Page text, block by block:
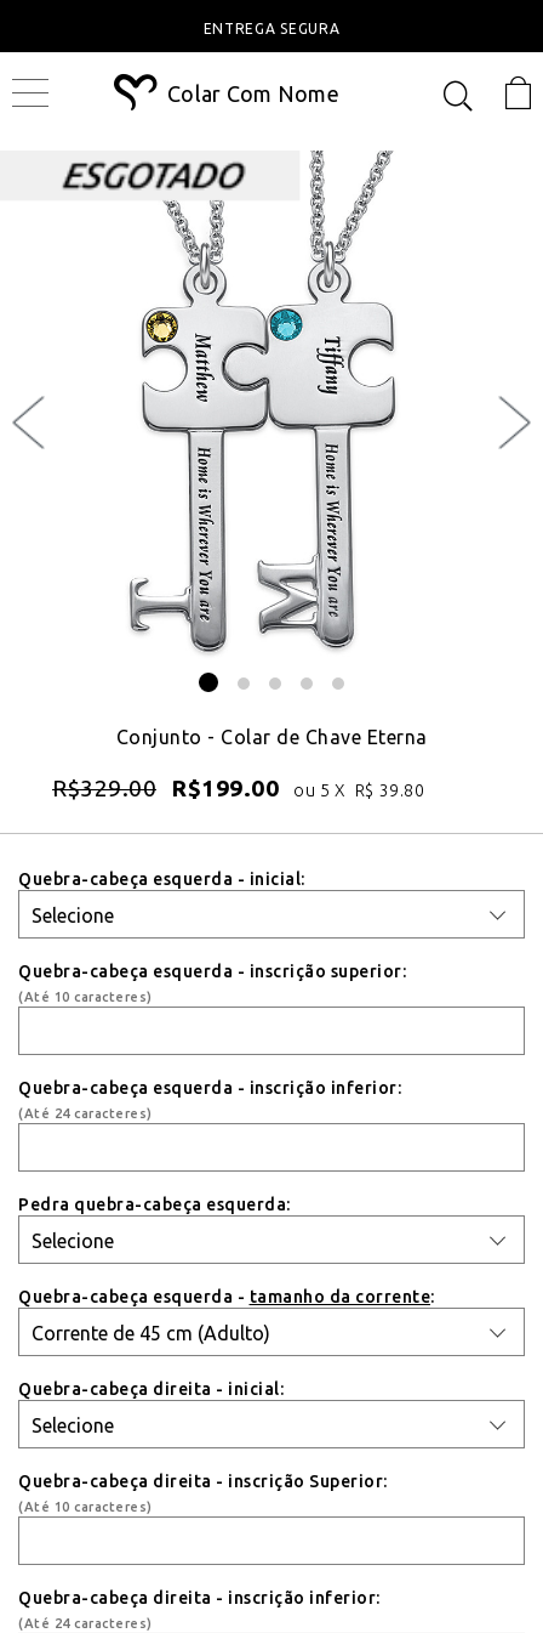
ENTREGA SEGURA
Colar Com Nome
Conjunto - Colar de Chave Eterna
R$329.00 R$199.00 ou 5 X R$ 39.80
Quebra-cabeça esquerda - inicial:
Quebra-cabeça esquerda - inscrição superior:
(Até 10 caracteres)
Quebra-cabeça esquerda - inscrição inferior:
(Até 24 caracteres)
Pedra quebra-cabeça esquerda:
Quebra-cabeça esquerda - tamanho da corrente:
Quebra-cabeça direita - inicial:
Quebra-cabeça direita - inscrição Superior:
(Até 10 caracteres)
Quebra-cabeça direita - inscrição inferior:
(Até 24 caracteres)